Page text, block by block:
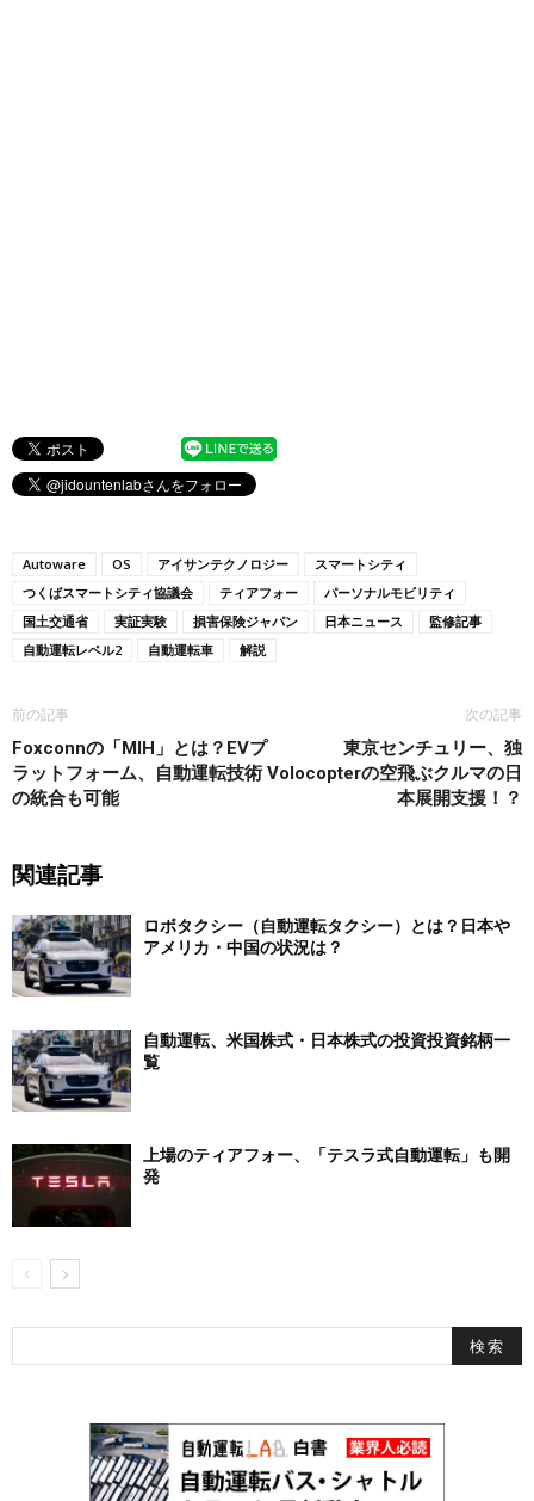
Autoware OS アイサンテクノロジー
スマートシティ
つくばスマートシティ協議会
ティアフォー
パーソナルモビリティ
国土交通省
実証実験 損害保険ジャパン 日本ニュース
監修記事
自動運転レベル2
自動運転車 解説
前の記事
Foxconnの「MIH」とは？EVプ
ラットフォーム、自動運転技術
の統合も可能
次の記事
東京センチュリー、独
Volocopterの空飛ぶクルマの日
本展開支援！？
関連記事
ロボタクシー（自動運転タクシー）とは？日本や
アメリカ・中国の状況は？
自動運転、米国株式・日本株式の投資投資銘柄一
覧
上場のティアフォー、「テスラ式自動運転」も開
発